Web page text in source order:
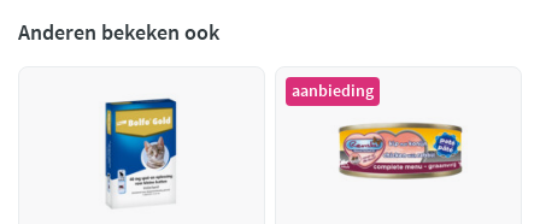
Anderen bekeken ook
aanbieding